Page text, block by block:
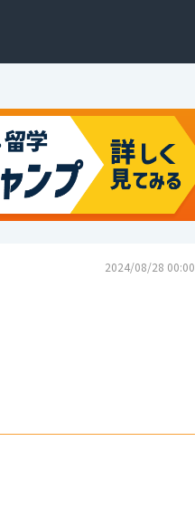
2024/08/28 00:00